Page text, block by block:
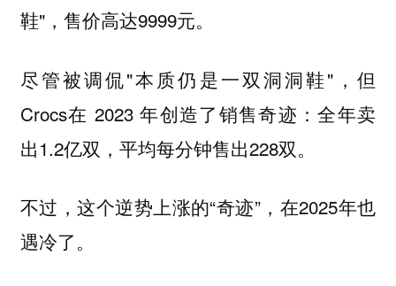
鞋"，售价高达9999元。
尽管被调侃"本质仍是一双洞洞鞋"，但
Crocs在 2023 年创造了销售奇迹：全年卖
出1.2亿双，平均每分钟售出228双。
不过，这个逆势上涨的“奇迹”，在2025年也
遇冷了。